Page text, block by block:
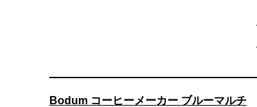
Bodum コーヒーメーカー ブルーマルチ